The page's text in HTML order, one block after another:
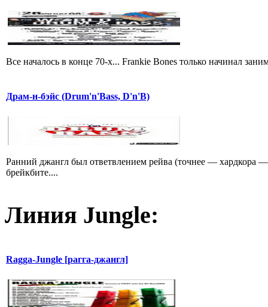
Все началось в конце 70-х... Frankie Bones только начинал
Драм-н-бэйс (Drum'n'Bass, D'n'B)
Ранний джангл был ответвлением рейва (точнее — хардкора
брейкбите....
Линия Jungle:
Ragga-Jungle [рагга-джангл]